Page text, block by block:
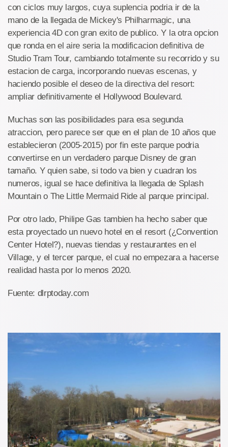
con ciclos muy largos, cuya suplencia podria ir de la
mano de la llegada de Mickey's Philharmagic, una
experiencia 4D con gran exito de publico. Y la otra opcion
que ronda en el aire seria la modificacion definitiva de
Studio Tram Tour, cambiando totalmente su recorrido y su
estacion de carga, incorporando nuevas escenas, y
haciendo posible el deseo de la directiva del resort:
ampliar definitivamente el Hollywood Boulevard.
Muchas son las posibilidades para esa segunda
atraccion, pero parece ser que en el plan de 10 años que
establecieron (2005-2015) por fin este parque podria
convertirse en un verdadero parque Disney de gran
tamaño. Y quien sabe, si todo va bien y cuadran los
numeros, igual se hace definitiva la llegada de Splash
Mountain o The Little Mermaid Ride al parque principal.
Por otro lado, Philipe Gas tambien ha hecho saber que
esta proyectado un nuevo hotel en el resort (¿Convention
Center Hotel?), nuevas tiendas y restaurantes en el
Village, y el tercer parque, el cual no empezara a hacerse
realidad hasta por lo menos 2020.
Fuente: dlrptoday.com